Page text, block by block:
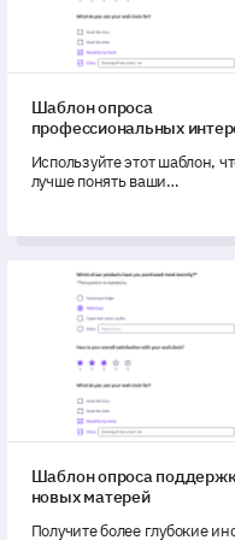
Шаблон опроса
профессиональных
Используйте этот шаблон,
лучше понять ваши
карьерные устремления.
Шаблон опроса
Шаблон опроса
новых матерей
Получите более глубокие